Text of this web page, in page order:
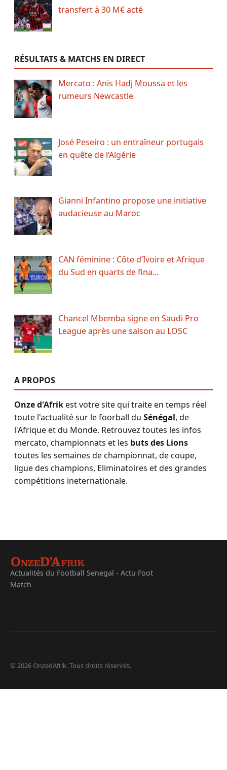
transfert à 30 M€ acté
RÉSULTATS & MATCHS EN DIRECT
Mercato : Anis Hadj Moussa et les
rumeurs Newcastle
José Peseiro : un entraîneur portugais
en quête de l’Algérie
Gianni Infantino propose une initiative
audacieuse au Maroc
CAN féminine : Côte d’Ivoire et Afrique
du Sud en quarts de fina…
Chancel Mbemba signe en Saudi Pro
League après une saison au LOSC
A PROPOS
Onze d'Afrikest votre site qui traite en temps réel
toute l'actualité sur le foorball du Sénégal, de
l'Afrique et du Monde. Retrouvez toutes les infos
mercato, championnats et les buts des Lions
toutes les semaines de championnat, de coupe,
ligue des champions, Eliminatoires et des grandes
compétitions ineternationale.
Actualités du Football Senegal - Actu Foot
Match
© 2026 OnzedAfrik. Tous droits réservés.